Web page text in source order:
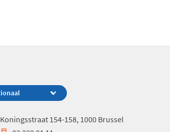
Koningsstraat 154-158, 1000 Brussel